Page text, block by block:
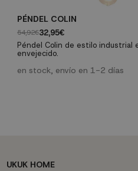
PÉNDEL COLIN
54,92€32,95€
Péndel Colin de estilo industrial
envejecido.
en stock, envío en 1-2 días
UKUK HOME